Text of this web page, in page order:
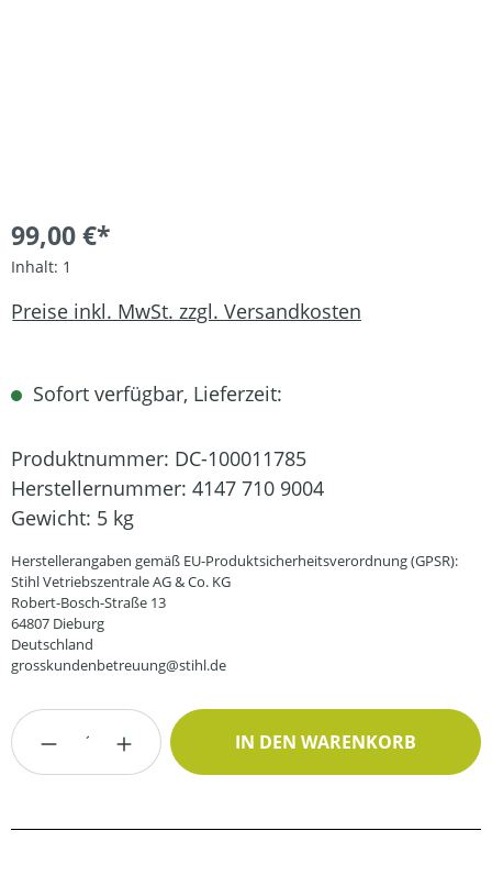
99,00 €*
Inhalt: 1
Preise inkl. MwSt. zzgl. Versandkosten
Sofort verfügbar, Lieferzeit:
Produktnummer: DC-100011785
Herstellernummer: 4147 710 9004
Gewicht: 5 kg
Herstellerangaben gemäß EU-Produktsicherheitsverordnung (GPSR):
Stihl Vetriebszentrale AG & Co. KG
Robert-Bosch-Straße 13
64807 Dieburg
Deutschland
grosskundenbetreuung@stihl.de
Produkt Anzahl: Gib den gewünschten
IN DEN WARENKORB